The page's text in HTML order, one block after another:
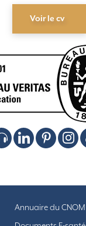
Voir le cv
Annuaire du CNOM